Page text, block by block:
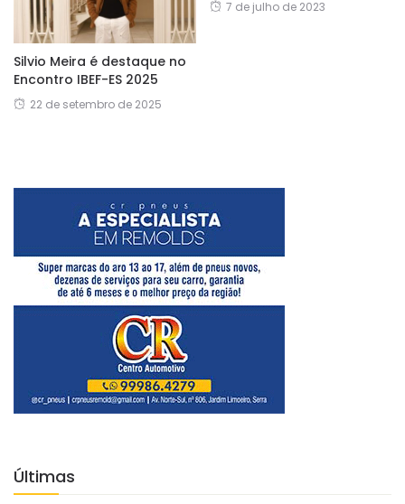
Silvio Meira é destaque no
Encontro IBEF-ES 2025
22 de setembro de 2025
7 de julho de 2023
Últimas